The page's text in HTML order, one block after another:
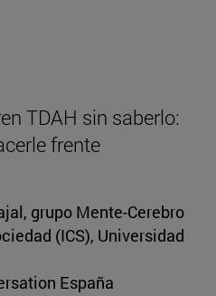
TDAH sin saberlo:
frente
grupo Mente-Cerebro
(ICS), Universidad
España